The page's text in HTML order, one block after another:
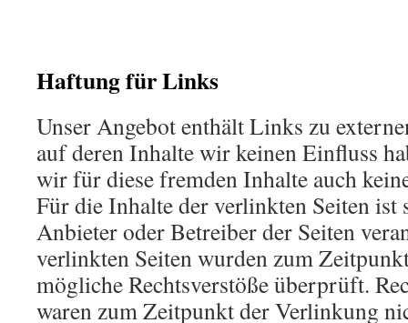
Haftung für Links
Unser Angebot enthält Links zu
auf deren Inhalte wir keinen Einfluss
wir für diese fremden Inhalte auch
Für die Inhalte der verlinkten Seiten ist
Anbieter oder Betreiber der Seiten
verlinkten Seiten wurden zum
mögliche Rechtsverstöße überprüft.
waren zum Zeitpunkt der Verlinkung